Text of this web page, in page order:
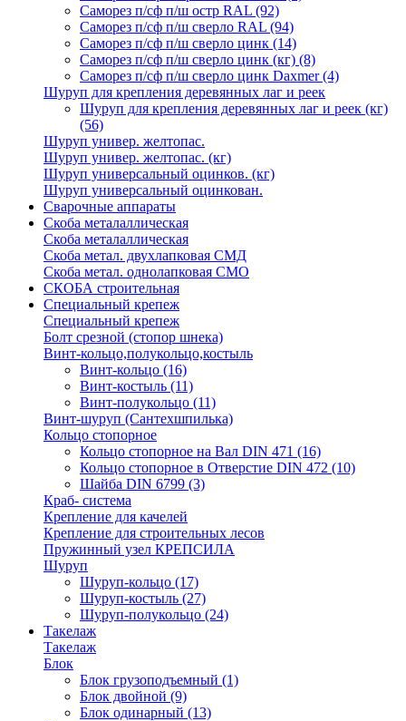
Саморез п/сф п/ш остр RAL (92)
Саморез п/сф п/ш сверло RAL (94)
Саморез п/сф п/ш сверло цинк (14)
Саморез п/сф п/ш сверло цинк (кг) (8)
Саморез п/сф п/ш сверло цинк Daxmer(4)
Шуруп для крепления деревянных лаг и реек
Шуруп для крепления деревянных лаг и реек (кг)
(56)
Шуруп универ. желтопас.
Шуруп универ. желтопас. (кг)
Шуруп универсальный оцинков. (кг)
Шуруп универсальный оцинкован.
Сварочные аппараты
Скоба металаллическая
Скоба металаллическая
Скоба метал. двухлапковая СМД
Скоба метал. однолапковая СМО
СКОБА строительная
Специальный крепеж
Специальный крепеж
Болт срезной (стопор шнека)
Винт-кольцо,полукольцо,костыль
Винт-кольцо (16)
Винт-костыль (11)
Винт-полукольцо (11)
Винт-шуруп (Сантехшпилька)
Кольцо стопорное
Кольцо cтопорное на Вал DIN 471 (16)
Кольцо стопорное в Отверстие DIN 472 (10)
Шайба DIN 6799 (3)
Краб- система
Крепление для качелей
Крепление для строительных лесов
Пружинный узел КРЕПСИЛА
Шуруп
Шуруп-кольцо (17)
Шуруп-костыль (27)
Шуруп-полукольцо (24)
Такелаж
Такелаж
Блок
Блок грузоподъемный (1)
Блок двойной (9)
Блок одинарный (13)